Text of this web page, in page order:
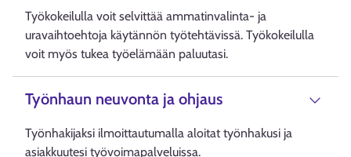
Työkokeilulla voit selvittää ammatinvalinta- ja
uravaihtoehtoja käytännön työtehtävissä. Työkokeilulla
voit myös tukea työelämään paluutasi.
Työnhaun neuvonta ja ohjaus
Työnhakijaksi ilmoittautumalla aloitat työnhakusi ja
asiakkuutesi työvoimapalveluissa.